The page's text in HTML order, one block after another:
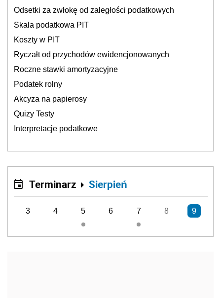
Odsetki za zwłokę od zaległości podatkowych
Skala podatkowa PIT
Koszty w PIT
Ryczałt od przychodów ewidencjonowanych
Roczne stawki amortyzacyjne
Podatek rolny
Akcyza na papierosy
Quizy Testy
Interpretacje podatkowe
Terminarz Sierpień
3 4 5 6 7 8 9